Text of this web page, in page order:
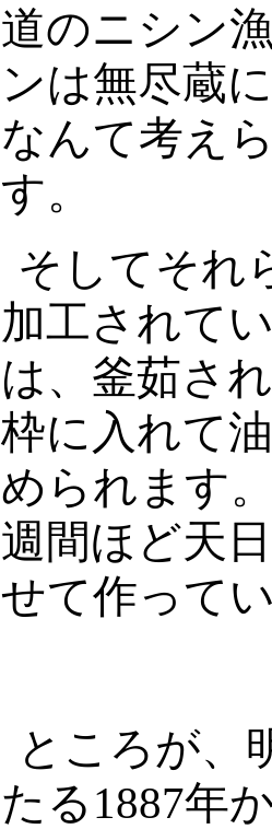
道のニシン
ンは無尽蔵
なんて考え
す。
そしてそれ
加工されて
は、釜茹さ
枠に入れて
められます
週間ほど天
せて作って
ところが、
たる 1887年